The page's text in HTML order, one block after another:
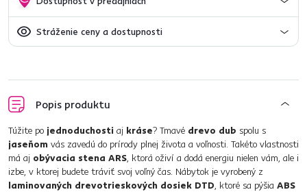
Stráženie ceny a dostupnosti
Popis produktu
Túžite po jednoduchosti aj kráse? Tmavé drevo dub spolu s
jaseňom vás zavedú do prírody plnej života a voľnosti. Takéto vlastnosti
má aj obývacia stena ARS, ktorá oživí a dodá energiu nielen vám, ale i
izbe, v ktorej budete tráviť svoj voľný čas. Nábytok je vyrobený z
laminovaných drevotrieskových dosiek DTD, ktoré sa pýšia ABS